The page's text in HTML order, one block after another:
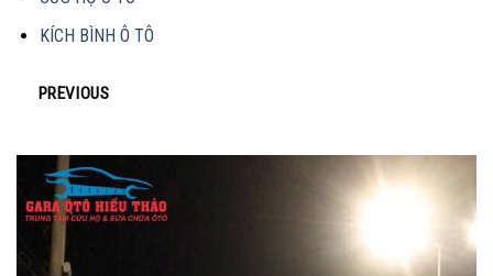
KÍCH BÌNH Ô TÔ
PREVIOUS